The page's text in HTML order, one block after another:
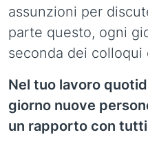
assunzioni per
parte questo, ogni
seconda dei colloqui
Nel tuo lavoro
giorno nuove
un rapporto con